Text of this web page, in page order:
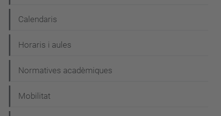
Calendaris
Horaris i aules
Normatives acadèmiques
Mobilitat